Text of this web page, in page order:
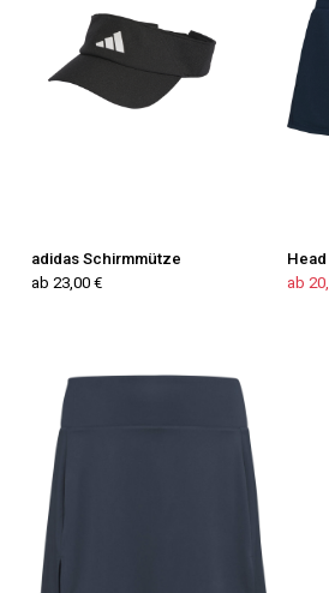
adidas Schirmmütze
ab 23,00 €
ab